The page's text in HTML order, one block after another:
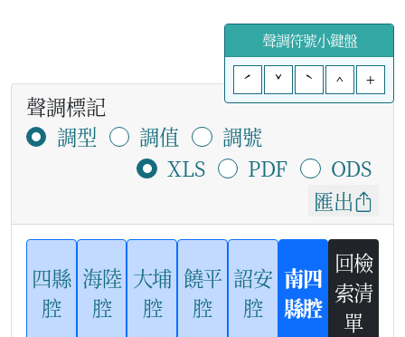
聲調符號小鍵盤
ˊ
ˇ ˋ ^ +
聲調標記
調型
調值
調號
XLS
PDF
ODS
匯出
四縣
腔
海陸
腔
大埔
腔
饒平
腔
詔安
腔
南四
縣腔
回檢
索清
單